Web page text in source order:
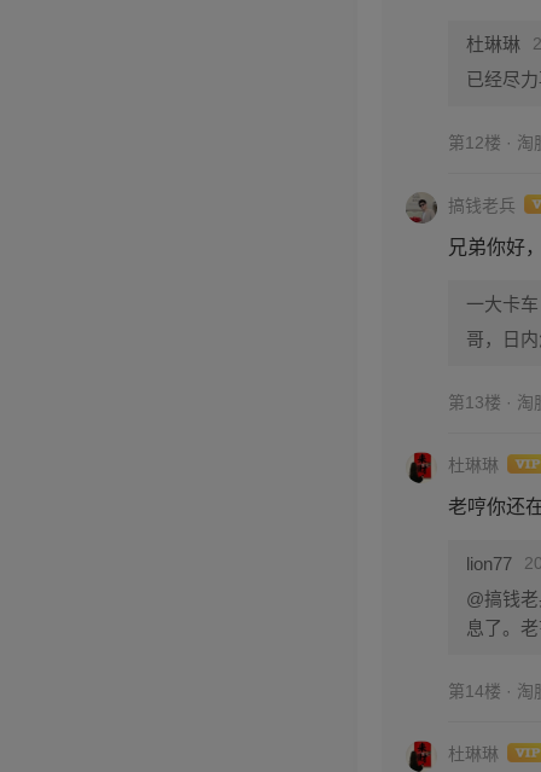
杜琳琳
已经尽
第12楼 · 淘
搞钱老兵
兄弟你好
一大卡车
哥，日
第13楼 · 淘
杜琳琳
老哼你还
lion77
@搞钱
息了。
第14楼 · 淘
杜琳琳